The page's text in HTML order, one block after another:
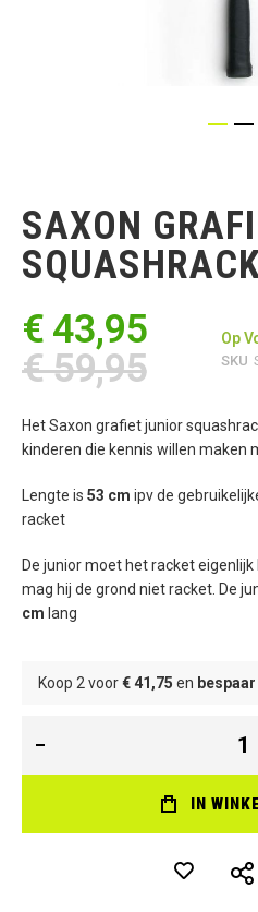
begin
van
de
afbeeldingen-
SAXON
€ 43,95
€ 59,95
Op
SKU
Het Saxon grafiet junior
kinderen die kennis willen maken
Lengte is 53 cm ipv de
racket
De junior moet het racket
mag hij de grond niet racket. De
cm lang
Koop 2 voor€ 41,75 en bespaar
IN